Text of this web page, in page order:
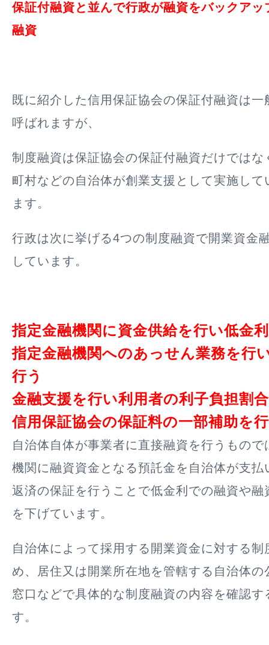
保証付融資と並んで行政が融資をバックアッ
融資
既に紹介した信用保証協会の保証付融資は
呼ばれますが、
制度融資は保証協会の保証付融資だけではな
町村などの自治体が創業支援として実施して
ます。
行政は次に挙げる4つの制度融資で開業資金
しています。
指定金融機関に資金供給を行い低金
指定金融機関へのあっせん業務を行
行う
金融支援を行い利用者の利子負担割
信用保証協会の保証料の一部補助を
自治体自体が事業者に直接融資を行うもの
機関に融資資金となる預託金を自治体が支払
返済の保証を行うことで低金利での融資や融
を下げています。
自治体によって採用する開業資金に対する
め、居住又は開業所在地を管轄する自治体の
窓口などで具体的な制度融資の内容を確認す
す。